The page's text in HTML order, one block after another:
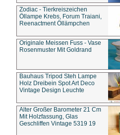
Zodiac - Tierkreiszeichen
Öllampe Krebs, Forum Traiani,
Reenactment Öllämpchen
Originale Meissen Fuss - Vase
Rosenmuster Mit Goldrand
Bauhaus Tripod Steh Lampe
Holz Dreibein Spot Art Deco
Vintage Design Leuchte
Alter Großer Barometer 21 Cm
Mit Holzfassung, Glas
Geschliffen Vintage 5319 19